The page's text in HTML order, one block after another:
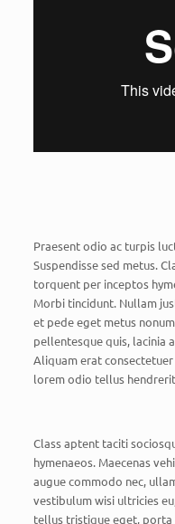
Praesent odio ac turpis
Suspendisse sed metus.
torquent per inceptos
Morbi tincidunt. Nullam
et pede eget metus
pellentesque quis, lacinia
Aliquam erat
lorem odio tellus
Class aptent taciti
hymenaeos. Maecenas
augue commodo nec,
vestibulum wisi ultricies
tellus tristique eget, porta